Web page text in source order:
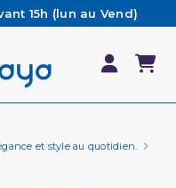
15h (lun au Vend)
le jour même
notre FAQ
de 65€ d'achat*
et style au quotidien.